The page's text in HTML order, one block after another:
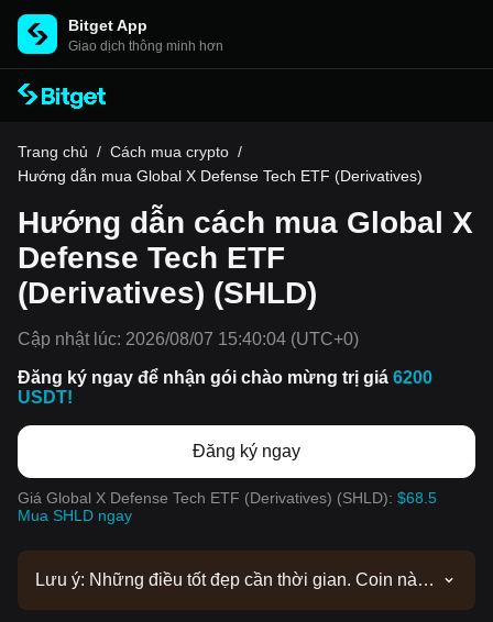
Bitget App
Giao dịch thông minh hơn
Trang chủ / Cách mua crypto /
Hướng dẫn mua Global X Defense Tech ETF (Derivatives)
Hướng dẫn cách mua Global X
Defense Tech ETF
(Derivatives) (SHLD)
Cập nhật lúc: 2026/08/07 15:40:04 (UTC+0)
Đăng ký ngay để nhận gói chào mừng trị giá 6200
USDT!
Đăng ký ngay
Giá Global X Defense Tech ETF (Derivatives) (SHLD): $68.5
Mua SHLD ngay
Lưu ý: Những điều tốt đẹp cần thời gian. Coin này